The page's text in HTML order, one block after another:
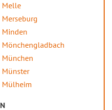
Melle
Mülheim
N